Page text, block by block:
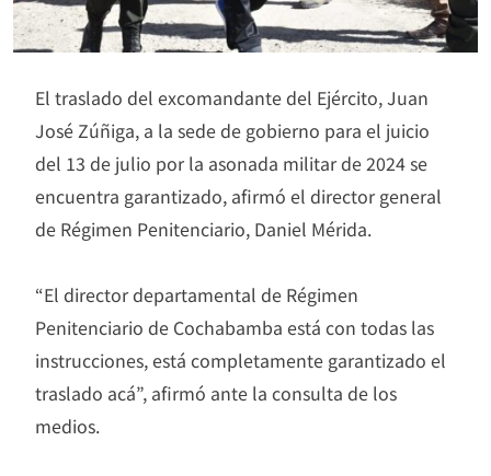
El traslado del excomandante del Ejército, Juan
José Zúñiga, a la sede de gobierno para el juicio
del 13 de julio por la asonada militar de 2024 se
encuentra garantizado, afirmó el director general
de Régimen Penitenciario, Daniel Mérida.
“El director departamental de Régimen
Penitenciario de Cochabamba está con todas las
instrucciones, está completamente garantizado el
traslado acá”, afirmó ante la consulta de los
medios.